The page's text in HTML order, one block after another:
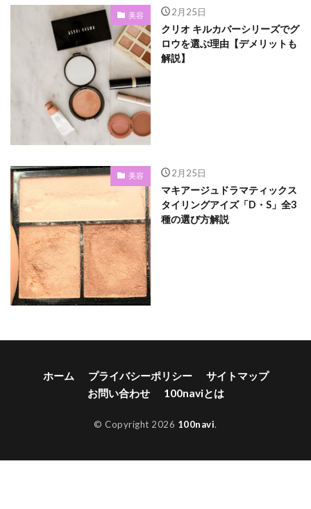
美容 2月25日
クリオ キルカバーシリーズでグ
ロウを選ぶ理由【デメリットも
解説】
美容 2月25日
マキアージュドラマティックス
タイリングアイズ「D・S」全3
種の選び方解説
ホーム プライバシーポリシー
サイトマップ
お問い合わせ
100naviとは
© Copyright 2026 100navi.